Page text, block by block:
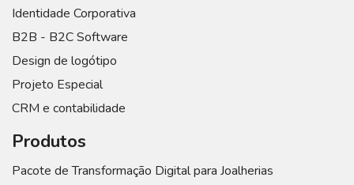
Identidade Corporativa
B2B - B2C Software
Design de logótipo
Projeto Especial
CRM e contabilidade
Produtos
Pacote de Transformação Digital para Joalherias